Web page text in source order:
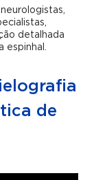
detalhada
espinhal.
de